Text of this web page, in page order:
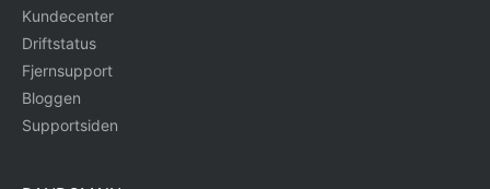
Kundecenter
Driftstatus
Fjernsupport
Bloggen
Supportsiden